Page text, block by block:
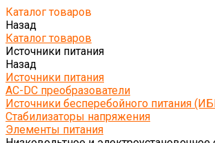
Каталог товаров
Назад
Каталог товаров
Источники питания
Назад
Источники питания
AC-DC преобразователи
Источники бесперебойного питания
Стабилизаторы напряжения
Элементы питания